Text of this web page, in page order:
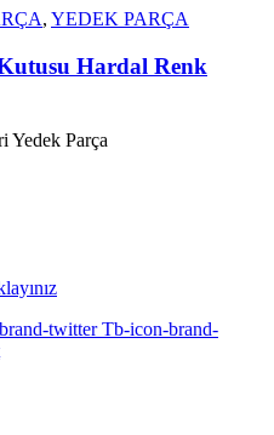
, YEDEK PARÇA
Hardal Renk
Yedek Parça
twitter Tb-icon-brand-